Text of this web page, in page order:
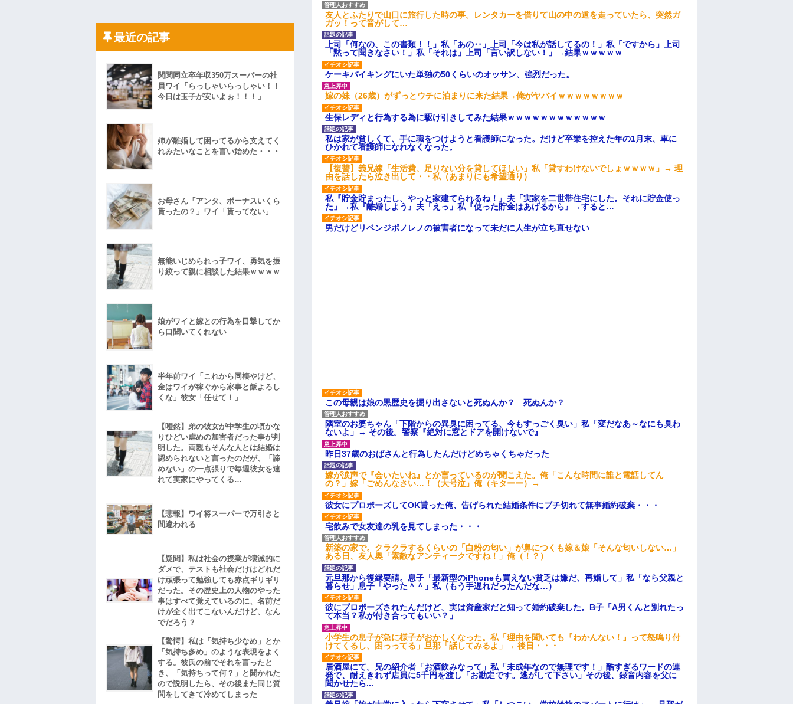
友人とふたりで山口に旅行した時の事。レンタカーを借りて山の中の道を走っていたら、突然ガ
ガッ！って音がして…
上司「何なの、この書類！！」私「あの‥」上司「今は私が話してるの！」私「ですから」上司
「黙って聞きなさい！」私「それは」上司「言い訳しない！」→結果ｗｗｗｗｗ
ケーキバイキングにいた単独の50くらいのオッサン、強烈だった。
嫁の妹（26歳）がずっとウチに泊まりに来た結果→俺がヤバイｗｗｗｗｗｗｗｗ
生保レディと行為する為に駆け引きしてみた結果ｗｗｗｗｗｗｗｗｗｗｗｗ
私は家が貧しくて、手に職をつけようと看護師になった。だけど卒業を控えた年の1月末、車に
ひかれて看護師になれなくなった。
【復讐】義兄嫁「生活費、足りない分を貸してほしい」私「貸すわけないでしょｗｗｗｗ」→ 理
由を話したら泣き出して・・私（あまりにも希望通り）
私『貯金貯まったし、やっと家建てられるね！』夫「実家を二世帯住宅にした。それに貯金使っ
た」→私『離婚しよう』夫「えっ」私『使った貯金はあげるから』→すると…
男だけどリベンジポノレノの被害者になって未だに人生が立ち直せない
この母親は娘の黒歴史を掘り出さないと死ぬんか？ 死ぬんか？
隣室のお婆ちゃん「下階からの異臭に困ってる、今もすっごく臭い」私「変だなあ～なにも臭わ
ないよ」→ その後。警察『絶対に窓とドアを開けないで』
昨日37歳のおばさんと行為したんだけどめちゃくちゃだった
嫁が涙声で『会いたいね』とか言っているのが聞こえた。俺「こんな時間に誰と電話してん
の？」嫁「ごめんなさい…！（大号泣」俺（キターー）→
彼女にプロポーズしてOK貰った俺、告げられた結婚条件にブチ切れて無事婚約破棄・・・
宅飲みで女友達の乳を見てしまった・・・
新築の家で。クラクラするくらいの「白粉の匂い」が鼻につくも嫁＆娘「そんな匂いしない…」
ある日、友人奥「素敵なアンティークですね！」俺（！？）
元旦那から復縁要請。息子「最新型のiPhoneも買えない貧乏は嫌だ、再婚して」私「なら父親と
暮らせ」息子「やった＾＾」私（もう手遅れだったんだな…）
彼にプロポーズされたんだけど、実は資産家だと知って婚約破棄した。B子「A男くんと別れたっ
て本当？私が付き合ってもいい？」
小学生の息子が急に様子がおかしくなった。私「理由を聞いても『わかんない！』って怒鳴り付
けてくるし、困っってる」旦那「話してみるよ」→ 後日・・・
居酒屋にて。兄の紹介者「お酒飲みなって」私「未成年なので無理です！」酷すぎるワードの連
発で、耐えきれず店員に5千円を渡し「お勘定です。逃がして下さい」その後、録音内容を父に
聞かせたら...
最近の記事
関関同立卒年収350万スーパーの社
員ワイ「らっしゃいらっしゃい！！
今日は玉子が安いよぉ！！！」
姉が離婚して困ってるから支えてく
れみたいなことを言い始めた・・・
お母さん「アンタ、ボーナスいくら
貰ったの？」ワイ「貰ってない」
無能いじめられっ子ワイ、勇気を振
り絞って親に相談した結果ｗｗｗｗ
娘がワイと嫁との行為を目撃してか
ら口聞いてくれない
半年前ワイ「これから同棲やけど、
金はワイが稼ぐから家事と飯よろし
くな」彼女「任せて！」
【唖然】弟の彼女が中学生の頃かな
りひどい虐めの加害者だった事が判
明した。両親もそんな人とは結婚は
認められないと言ったのだが、「諦
めない」の一点張りで毎週彼女を連
れて実家にやってくる…
【悲報】ワイ将スーパーで万引きと
間違われる
【疑問】私は社会の授業が壊滅的に
ダメで、テストも社会だけはどれだ
け頑張って勉強しても赤点ギリギリ
だった。その歴史上の人物のやった
事はすべて覚えているのに、名前だ
けが全く出てこないんだけど、なん
でだろう？
【驚愕】私は「気持ち少なめ」とか
「気持ち多め」のような表現をよく
する。彼氏の前でそれを言ったと
き、「気持ちって何？」と聞かれた
ので説明したら、その後また同じ質
問をしてきて冷めてしまった